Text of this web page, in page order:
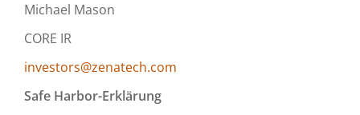
Michael Mason
CORE IR
investors@zenatech.com
Safe Harbor-Erklärung